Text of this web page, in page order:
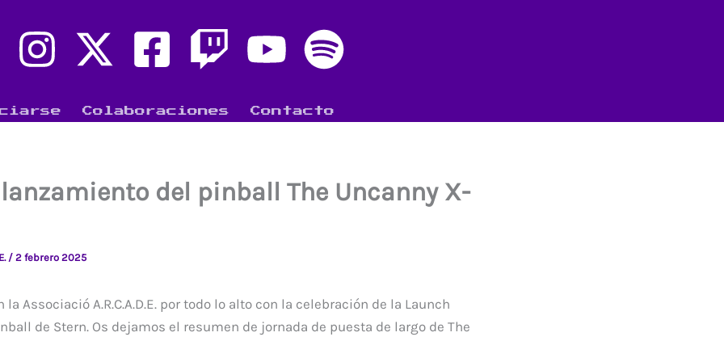
Colaboraciones Contacto
del pinball The Uncanny X-
/ 2 febrero 2025
la Associació A.R.C.A.D.E. por todo lo alto con la celebración de la Launch
de Stern. Os dejamos el resumen de jornada de puesta de largo de The